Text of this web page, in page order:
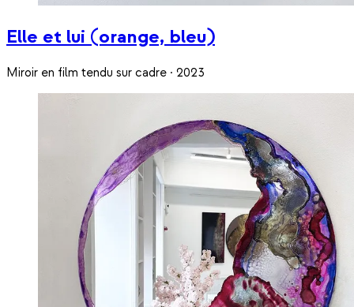
Elle et lui (orange, bleu)
Miroir en film tendu sur cadre · 2023